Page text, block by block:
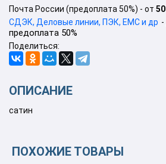
Почта России (предоплата 50%) - от
СДЭК, Деловые линии, ПЭК, EMC и др
предоплата 50%
Поделиться:
ОПИСАНИЕ
сатин
ПОХОЖИЕ ТОВАРЫ